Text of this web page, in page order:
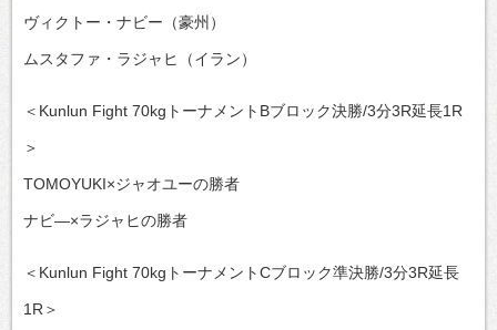
ヴィクトー・ナビー（豪州）
ムスタファ・ラジャヒ（イラン）
＜Kunlun Fight 70kgトーナメントBブロック決勝/3分3R延長1R
＞
TOMOYUKI×ジャオユーの勝者
ナビ―×ラジャヒの勝者
＜Kunlun Fight 70kgトーナメントCブロック準決勝/3分3R延長
1R＞